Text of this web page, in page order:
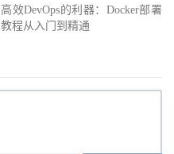
高效DevOps的利器：Docker部署
教程从入门到精通